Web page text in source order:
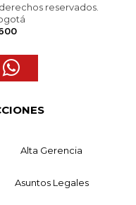
reservados.
Alta Gerencia
Asuntos Legales